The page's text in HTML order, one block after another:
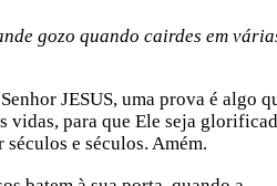
gozo quando cairdes em
JESUS, uma prova é algo
vidas, para que Ele seja
e séculos. Amém.